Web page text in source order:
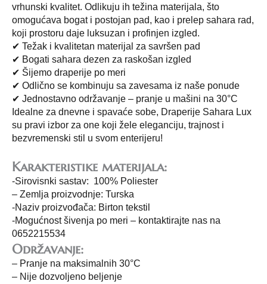
vrhunski kvalitet. Odlikuju ih težina materijala, što
omogućava bogat i postojan pad, kao i prelep sahara rad,
koji prostoru daje luksuzan i profinjen izgled.
✔ Težak i kvalitetan materijal za savršen pad
✔ Bogati sahara dezen za raskošan izgled
✔ Šijemo draperije po meri
✔ Odlično se kombinuju sa zavesama iz naše ponude
✔ Jednostavno održavanje – pranje u mašini na 30°C
Idealne za dnevne i spavaće sobe, Draperije Sahara Lux
su pravi izbor za one koji žele eleganciju, trajnost i
bezvremenski stil u svom enterijeru!
Karakteristike materijala:
-Sirovisnki sastav: 100% Poliester
– Zemlja proizvodnje: Turska
-Naziv proizvođača: Birton tekstil
-Mogućnost šivenja po meri – kontaktirajte nas na
0652215534
Održavanje:
– Pranje na maksimalnih 30°C
– Nije dozvoljeno beljenje